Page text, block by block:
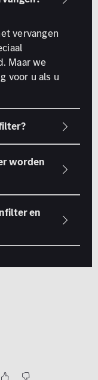
vervangen
Maar we
voor u als u